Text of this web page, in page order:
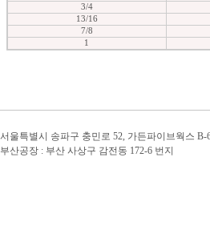
3/4
13/16
7/8
1
서울특별시 송파구 충민로 52, 가든파이브웍스 B-
부산공장 : 부산 사상구 감전동 172-6 번지